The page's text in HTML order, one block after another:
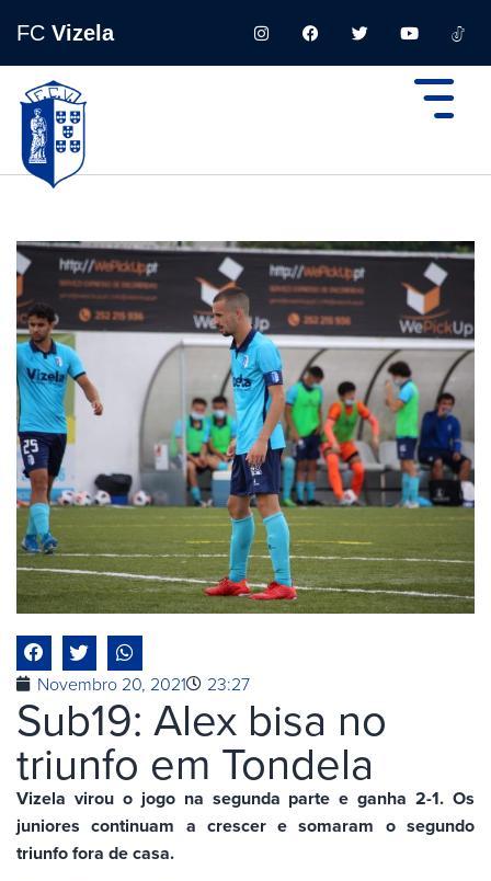
FC Vizela
Novembro 20, 2021 23:27
Sub19: Alex bisa no
triunfo em Tondela
Vizela virou o jogo na segunda parte e ganha 2-1. Os
juniores continuam a crescer e somaram o segundo
triunfo fora de casa.